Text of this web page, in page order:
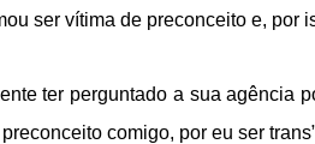
ser vítima de preconceito e, por
ter perguntado a sua agência
comigo, por eu ser